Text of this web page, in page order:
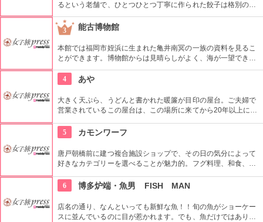
るという老舗で、ひとつひとつ丁寧に作られた餃子は格別の
味。手羽先がなんと１本90円という破格なうえ、おいしいとも
評判です。ソフトドリンクも110円でいただけるという良心的
なお値段設定。家族でも友人同士でも楽しめるお店です。
3 能古博物館
本館では福岡市姪浜に生まれた亀井南冥の一族の資料を見るこ
とができます。博物館からは見晴らしがよく、海が一望できま
す。そして、春には桜の花見の名所となります。歴史、芸術に
加えて、自然も楽しめる、博物館です。
4 あや
大きく天ぷら、うどんと書かれた暖簾が目印の屋台。ご夫婦で
営業されているこの屋台は、この場所に来てから20年以上にな
おいしさ。定番メニューのどてやきは、時間が遅いほどしっか
りした味が楽しめます。
5 カモンワーフ
唐戸朝橋前に建つ複合施設ショップで、その日の気分によって
好きなカテゴリーを選べることが魅力的。フグ料理、和食、寿
る・1人でも利用しやすいなど。また、下関名菓やご当地キャ
ラクターグッズなどを扱うショップもある。
6 博多炉端・魚男 FISH MAN
店名の通り、なんといっても新鮮な魚！！旬の魚がショーケー
スに並んでいるのに目が惹かれます。でも、魚だけではありま